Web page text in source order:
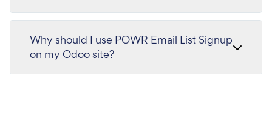
Why should I use POWR Email List Signup
on my Odoo site?